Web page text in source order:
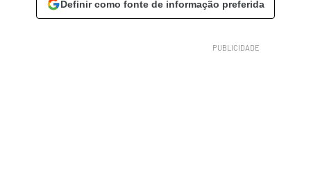
Definir como fonte de informação preferida